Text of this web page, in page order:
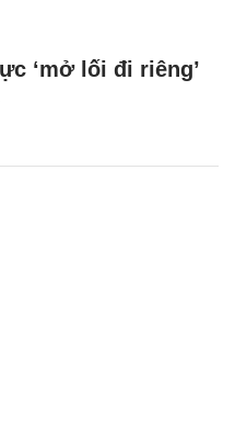
‘mở lối đi riêng’